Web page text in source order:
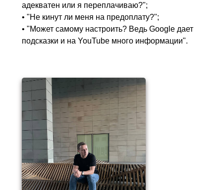
адекватен или я переплачиваю?";
• "Не кинут ли меня на предоплату?";
• "Может самому настроить? Ведь Google дает
подсказки и на YouTube много информации".